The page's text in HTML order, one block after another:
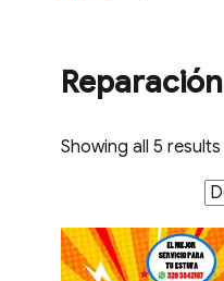
Reparación
Showing all 5 results